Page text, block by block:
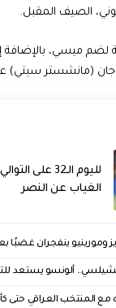
الصيف المقبل.
ميسي، بالإضافة
(مانشستر سيتي)
لليوم الـ32
الغياب عن النصر
ومورينيو ينفجران غضبًا
ألونسو يستعد للتخلص
مع المنتخب العراقي حتى كأس